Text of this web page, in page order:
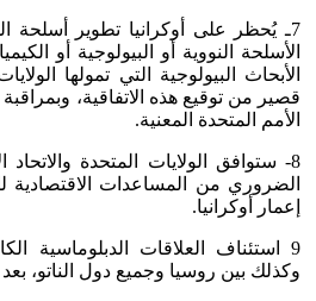
7ـ يُحظر على أوكرانيا تطوير أسلحة
الأسلحة النووية أو البيولوجية أو
الأبحاث البيولوجية التي تمولها
قصير من توقيع هذه الاتفاقية،
الأمم المتحدة المعنية.
8- ستوافق الولايات المتحدة
الضروري من المساعدات الاقتصادية
إعمار أوكرانيا.
9 استئناف العلاقات الدبلوماسية
وكذلك بين روسيا وجميع دول الناتو، بعد